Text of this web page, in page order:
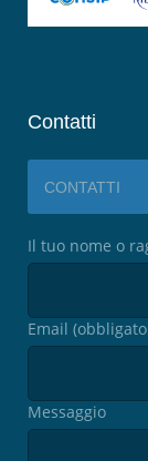
Contatti
CONTATTI
Il tuo nome o
Email
Messaggio